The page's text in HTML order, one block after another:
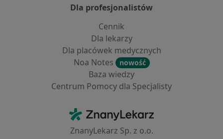
Dla profesjonalistów
Cennik
Dla lekarzy
Dla placówek medycznych
Noa Notes
nowość
Baza wiedzy
Centrum Pomocy dla Specjalisty
ZnanyLekarz - Strona główna
ZnanyLekarz Sp. z o.o.